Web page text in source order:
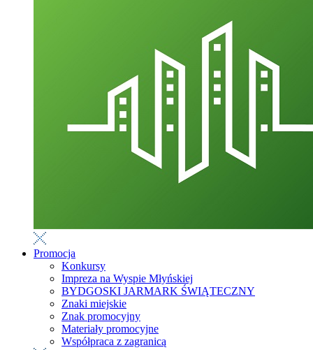
Promocja
Konkursy
Impreza na Wyspie Młyńskiej
BYDGOSKI JARMARK ŚWIĄTECZNY
Znaki miejskie
Znak promocyjny
Materiały promocyjne
Współpraca z zagranicą